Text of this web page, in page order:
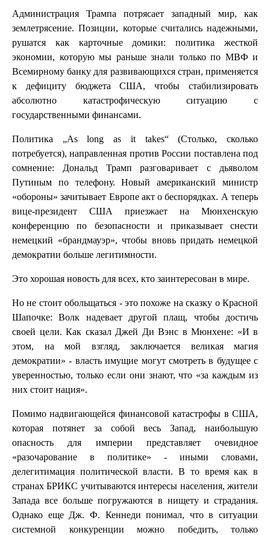
Администрация Трампа потрясает западный мир, как
землетрясение. Позиции, которые считались надежными,
рушатся как карточные домики: политика жесткой
экономии, которую мы раньше знали только по МВФ и
Всемирному банку для развивающихся стран, применяется
к дефициту бюджета США, чтобы стабилизировать
абсолютно катастрофическую ситуацию с
государственными финансами.
Политика „As long as it takes“ (Столько, сколько
потребуется), направленная против России поставлена под
сомнение: Дональд Трамп разговаривает с дьяволом
Путиным по телефону. Новый американский министр
«обороны» зачитывает Европе акт о беспорядках. А теперь
вице-президент США приезжает на Мюнхенскую
конференцию по безопасности и приказывает снести
немецкий «брандмауэр», чтобы вновь придать немецкой
демократии больше легитимности.
Это хорошая новость для всех, кто заинтересован в мире.
Но не стоит обольщаться - это похоже на сказку о Красной
Шапочке: Волк надевает другой плащ, чтобы достичь
своей цели. Как сказал Джей Ди Вэнс в Мюнхене: «И в
этом, на мой взгляд, заключается великая магия
демократии» - власть имущие могут смотреть в будущее с
уверенностью, только если они знают, что «за каждым из
них стоит нация».
Помимо надвигающейся финансовой катастрофы в США,
которая потянет за собой весь Запад, наибольшую
опасность для империи представляет очевидное
«разочарование в политике» - иными словами,
делегитимация политической власти. В то время как в
странах БРИКС учитываются интересы населения, жители
Запада все больше погружаются в нищету и страдания.
Однако еще Дж. Ф. Кеннеди понимал, что в ситуации
системной конкуренции можно победить, только